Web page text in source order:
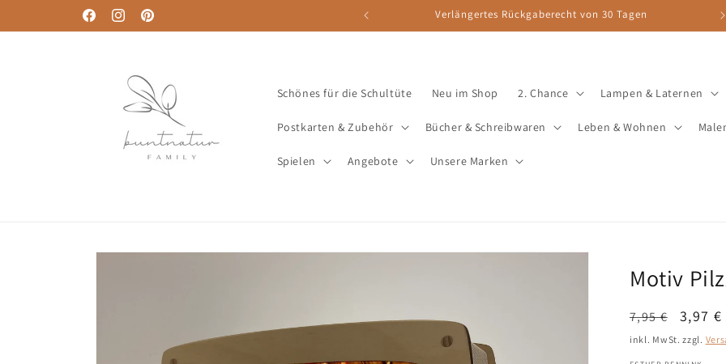
Inhalt
FacebookInstagramPinterest
Willkommen in unserem Shop 🧡 Verlängertes Rückgaberecht von 30 Tagen
Schönes für die Schultüte Neu im Shop 2. Chance Lampen & Laternen
Postkarten & Zubehör Bücher & Schreibwaren Leben & Wohnen
Spielen Angebote Unsere Marken
Zu
Motiv
Normaler
Preis
7,95 € 3,97 €
inkl. MwSt. zzgl.